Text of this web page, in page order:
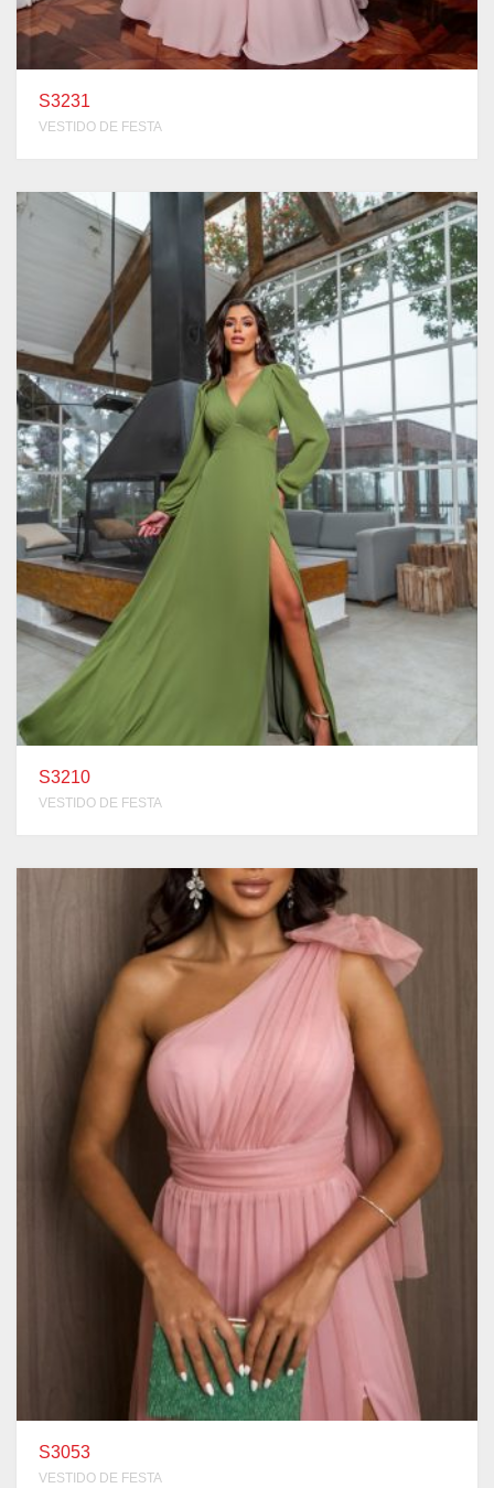
S3231
VESTIDO DE FESTA
S3210
VESTIDO DE FESTA
S3053
VESTIDO DE FESTA